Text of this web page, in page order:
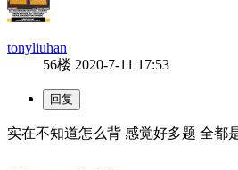
tonyliuhan
56楼 2020-7-11 17:53
实在不知道怎么背 感觉好多题 全都